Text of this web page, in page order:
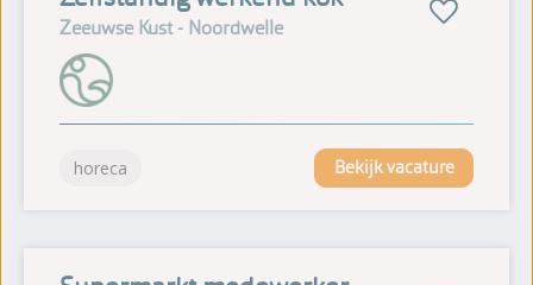
Zeeuwse Kust - Noordwelle
horeca Bekijk vacature